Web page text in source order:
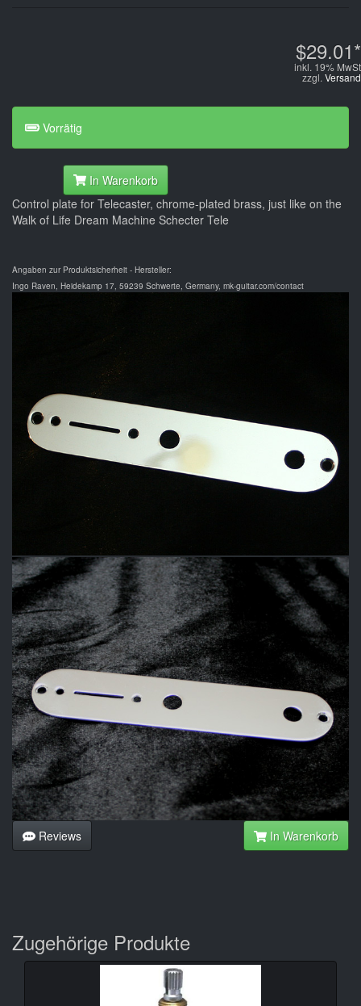
$29.01*
inkl. 19% MwSt
zzgl. Versand
Vorrätig
In Warenkorb
Control plate for Telecaster, chrome-plated brass, just like on the
Walk of Life Dream Machine Schecter Tele
Angaben zur Produktsicherheit - Hersteller:
Ingo Raven, Heidekamp 17, 59239 Schwerte, Germany, mk-guitar.com/contact
Reviews In Warenkorb
Zugehörige Produkte